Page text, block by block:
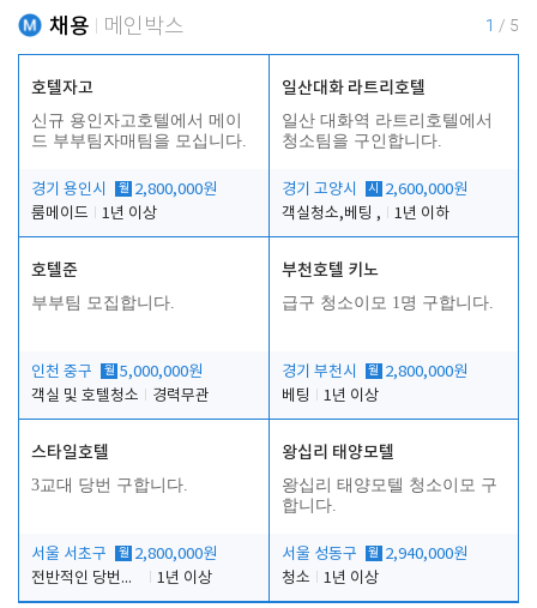
채용 메인박스 1 / 5
호텔자고
신규 용인자고호텔에서 메이
드 부부팀자매팀을 모십니다.
경기 용인시 월 2,800,000원
룸메이드
1년 이상
일산대화 라트리호텔
일산 대화역 라트리호텔에서
청소팀을 구인합니다.
경기 고양시 시
2,600,000원
객실청소,베팅 ,
1년 이하
호텔준
부부팀 모집합니다.
인천 중구 월 5,000,000원
객실 및 호텔청소
경력무관
부천호텔 키노
급구 청소이모 1명 구합니다.
경기 부천시 월 2,800,000원
베팅
1년 이상
스타일호텔
3교대 당번 구합니다.
서울 서초구 월 2,800,000원
전반적인 당번업무
1년 이상
왕십리 태양모텔
왕십리 태양모텔 청소이모 구
합니다.
서울 성동구 월 2,940,000원
청소
1년 이상